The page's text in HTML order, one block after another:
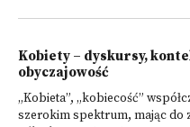
Kobiety – dyskursy,
obyczajowość
„Kobieta”, „kobiecość”
szerokim spektrum, mając do